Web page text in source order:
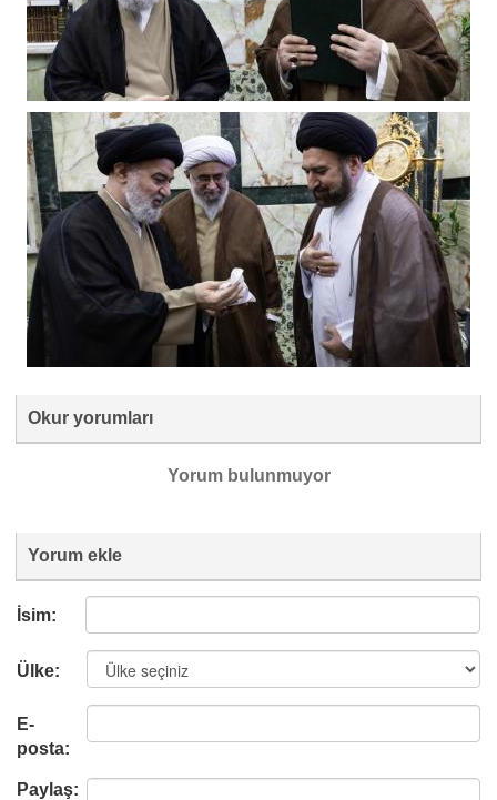
Okur yorumları
Yorum bulunmuyor
Yorum ekle
İsim:
Ülke:
E-
posta:
Paylaş: